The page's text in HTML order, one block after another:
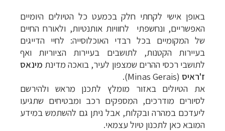
באופן אישי לקחתי חלק בכמעט כל הטיולים היומיים
האפשריים, ונחשפתי לחוויות אותנטיות, ולאורח החיים
של המקומיים בכל רבדי האוכלוסייה: לחיי הדייגים
בעיירות הקטנות, לתושבים בעיירות הציוריות ואף
לתושבי רכסי ההרים שמצפון לעיר, בואכה מדינת מינאס
ז'ראיס (
Minas Gerais
)
.
את הטיולים באזור מומלץ לתכנן מראש ולהירשם
לסיורים מודרכים, המספקים רכב ומבטיחים שתגיעו
ליעדכם במהרה ובקלות, אבל ניתן גם להשתמש במידע
המובא כאן לתכנון טיול עצמאי.